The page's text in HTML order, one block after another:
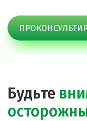
Будьте